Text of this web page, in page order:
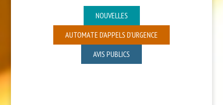
NOUVELLES
AUTOMATE D’APPELS D’URGENCE
AVIS PUBLICS